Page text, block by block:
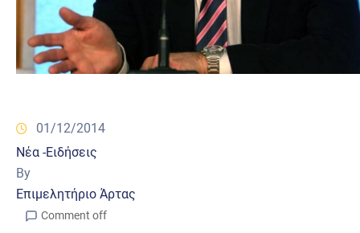
01/12/2014
Νέα -Ειδήσεις
By
Επιμελητήριο Άρτας
Comment off